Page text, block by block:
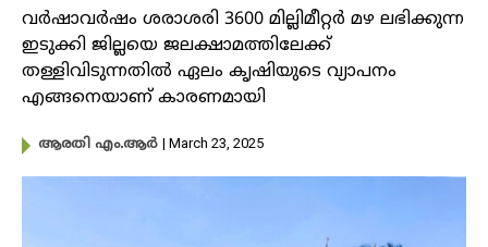
വർഷാവർഷം ശരാശരി 3600 മില്ലിമീറ്റർ മഴ ലഭിക്കുന്ന
ഇടുക്കി ജില്ലയെ ജലക്ഷാമത്തിലേക്ക്
തള്ളിവിടുന്നതിൽ ഏലം കൃഷിയുടെ വ്യാപനം
എങ്ങനെയാണ് കാരണമായി
ആരതി എം.ആർ | March 23, 2025